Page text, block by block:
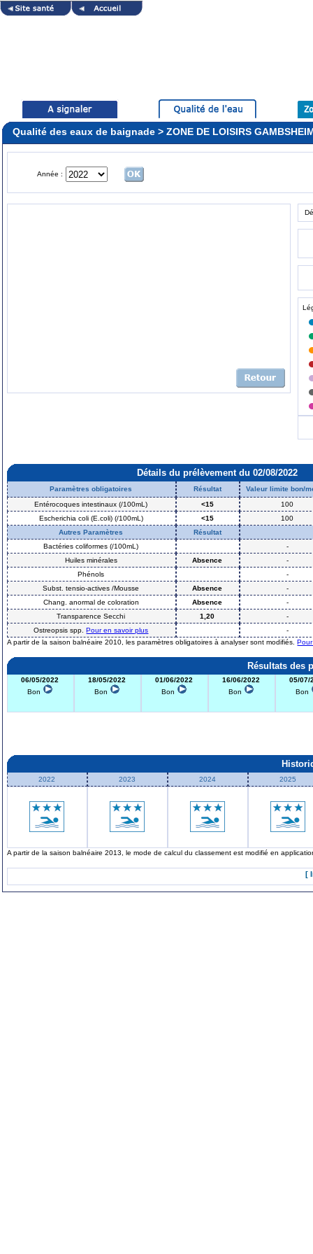
Qualité des eaux de baignade > ZONE DE LOISIRS
Année :
Détails du prélèvement du 02/08/2022
Paramètres obligatoires Résultat
Valeur limite bon/
Entérocoques intestinaux (/100mL)
<15
100
Escherichia coli (E.coli) (/100mL)
<15
100
Autres Paramètres
Résultat
Bactéries coliformes (/100mL)
-
Huiles minérales
Absence
-
Phénols
-
Subst. tensio-actives /Mousse
Absence
-
Chang. anormal de coloration
Absence
-
Transparence Secchi
1,20
-
Ostreopsis spp.Pour en savoir plus
-
A partir de la saison balnéaire 2010, les paramètres obligatoires à analyser sont modifiés.
Résultats des
06/05/2022
Bon
18/05/2022
Bon
01/06/2022
Bon
16/06/2022
Bon
05/07/
Bon
2022 2023 2024 2025
A partir de la saison balnéaire 2013, le mode de calcul du classement est modifié en
[